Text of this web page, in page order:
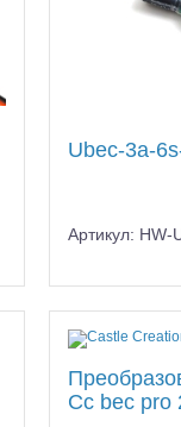
Ubec-3a-
Артикул: HW-
Cc bec pro